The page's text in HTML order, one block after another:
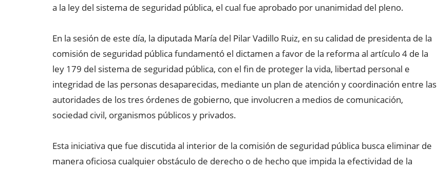
a la ley del sistema de seguridad pública, el cual fue aprobado por unanimidad del pleno.
En la sesión de este día, la diputada María del Pilar Vadillo Ruiz, en su calidad de presidenta de la
comisión de seguridad pública fundamentó el dictamen a favor de la reforma al artículo 4 de la
ley 179 del sistema de seguridad pública, con el fin de proteger la vida, libertad personal e
integridad de las personas desaparecidas, mediante un plan de atención y coordinación entre las
autoridades de los tres órdenes de gobierno, que involucren a medios de comunicación,
sociedad civil, organismos públicos y privados.
Esta iniciativa que fue discutida al interior de la comisión de seguridad pública busca eliminar de
manera oficiosa cualquier obstáculo de derecho o de hecho que impida la efectividad de la